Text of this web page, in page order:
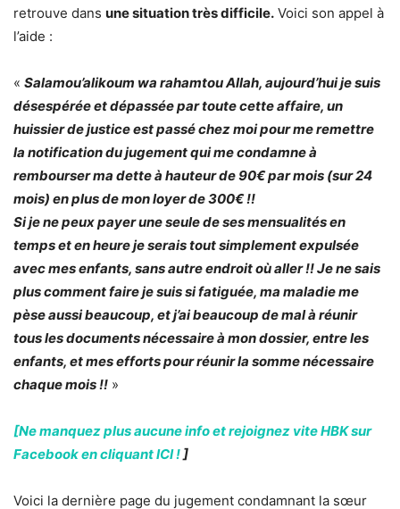
retrouve dans une situation très difficile. Voici son appel à
l’aide :
« Salamou’alikoum wa rahamtou Allah, aujourd’hui je suis
désespérée et dépassée par toute cette affaire, un
huissier de justice est passé chez moi pour me remettre
la notification du jugement qui me condamne à
rembourser ma dette à hauteur de 90€ par mois (sur 24
mois) en plus de mon loyer de 300€ !!
Si je ne peux payer une seule de ses mensualités en
temps et en heure je serais tout simplement expulsée
avec mes enfants, sans autre endroit où aller !! Je ne sais
plus comment faire je suis si fatiguée, ma maladie me
pèse aussi beaucoup, et j’ai beaucoup de mal à réunir
tous les documents nécessaire à mon dossier, entre les
enfants, et mes efforts pour réunir la somme nécessaire
chaque mois !! »
[Ne manquez plus aucune info et rejoignez vite HBK sur
Facebook en cliquant ICI !]
Voici la dernière page du jugement condamnant la sœur